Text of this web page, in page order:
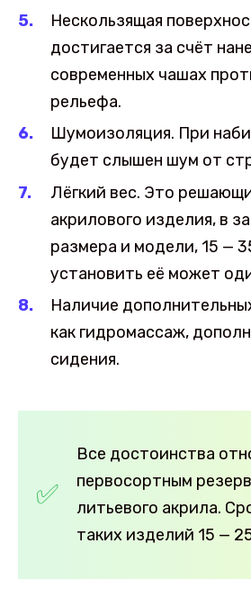
Нескользящая
достигается за счёт
современных чашах
рельефа.
Шумоизоляция. При
будет слышен шум от
Лёгкий вес. Это
акрилового изделия, в
размера и модели, 15 —
установить её может
Наличие
как гидромассаж,
сидения.
Все достоинства
первосортным
литьевого акрила.
таких изделий 15 —